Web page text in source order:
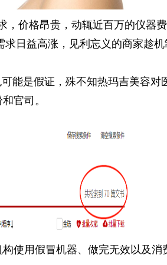
价格昂贵，动辄近百万的仪器
日益高涨，见利忘义的商家趁
能是假证，殊不知热玛吉美容
官司。
使用假冒机器、做完无效以及